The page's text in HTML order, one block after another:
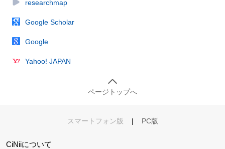
researchmap
Google Scholar
Google
Yahoo! JAPAN
ページトップへ
スマートフォン版 | PC版
CiNiiについて